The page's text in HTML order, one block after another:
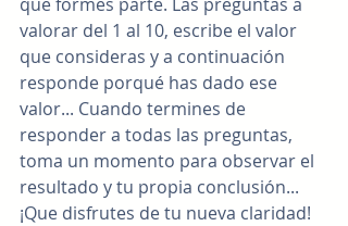
valorar del 1 al 10, escribe el valor
que consideras y a continuación
responde porqué has dado ese
valor... Cuando termines de
responder a todas las preguntas,
toma un momento para observar el
resultado y tu propia conclusión...
¡Que disfrutes de tu nueva claridad!